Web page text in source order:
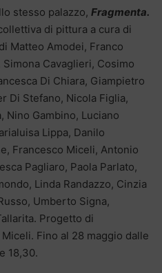
stesso palazzo, Fragmenta.
di pittura a cura di
Matteo Amodei, Franco
Cavaglieri, Cosimo
Di Chiara, Giampietro
Di Stefano, Nicola Figlia,
Nino Gambino, Luciano
Lippa, Danilo
Francesco Miceli, Antonio
Pagliaro, Paola Parlato,
Linda Randazzo, Cinzia
Umberto Signa,
Progetto di
Fino al 28 maggio dalle
18,30.